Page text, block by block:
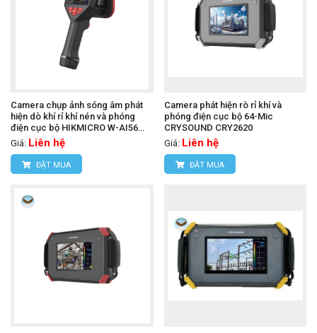
Camera chụp ảnh sóng âm phát
hiện dò khí rỉ khí nén và phóng
điện cục bộ HIKMICRO W-AI56
(0.2 m -100 m)
Giá: Liên hệ
ĐẶT MUA
Camera phát hiện rò rỉ khí và
phóng điện cục bộ 64-Mic
CRYSOUND CRY2620
Giá: Liên hệ
ĐẶT MUA